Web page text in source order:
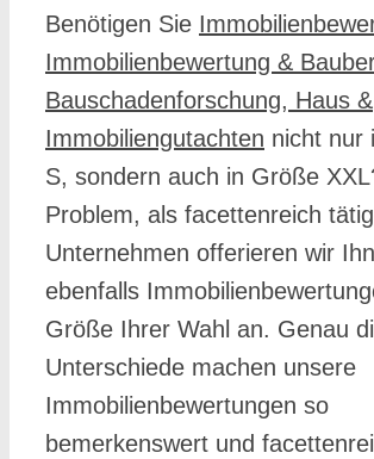
Benötigen Sie
Immobilienbewertung &
Bauschadenforschung, Haus &
Immobiliengutachten nicht nur
S, sondern auch in Größe
Problem, als facettenreich
Unternehmen offerieren wir
ebenfalls
Größe Ihrer Wahl an. Genau
Unterschiede machen unsere
Immobilienbewertungen so
bemerkenswert und